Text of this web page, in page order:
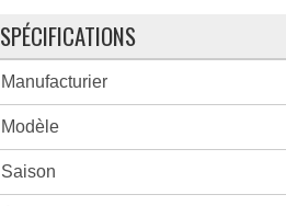
SPÉCIFICATIONS
Manufacturier
Modèle
Saison